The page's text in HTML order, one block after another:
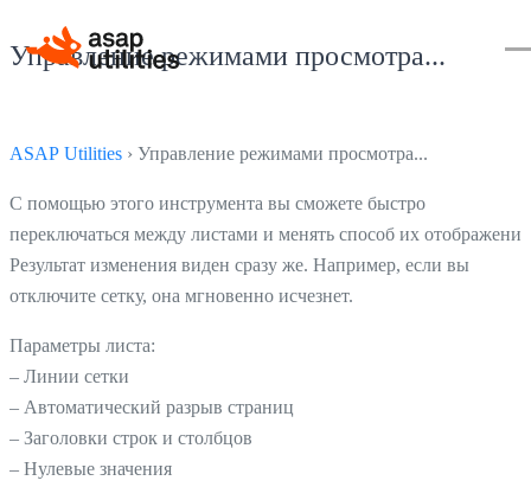
Управление режимами просмотра...
ASAP Utilities › Управление режимами просмотра...
С помощью этого инструмента вы сможете быстро
переключаться между листами и менять способ их
Результат изменения виден сразу же. Например, если вы
отключите сетку, она мгновенно исчезнет.
Параметры листа:
– Линии сетки
– Автоматический разрыв страниц
– Заголовки строк и столбцов
– Нулевые значения